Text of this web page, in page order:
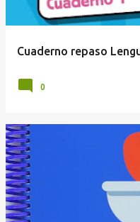
Cuaderno repaso
0